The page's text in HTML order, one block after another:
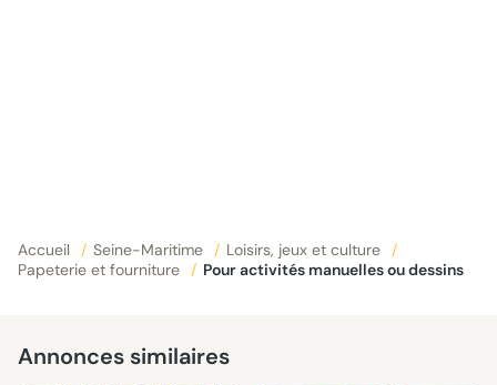
Accueil / Seine-Maritime / Loisirs, jeux et culture
/
Papeterie et fourniture
/ Pour activités manuelles ou dessins
Annonces similaires